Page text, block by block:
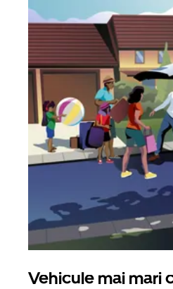
Vehicule mai mari